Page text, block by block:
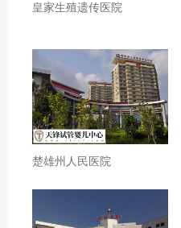
皇家生殖遗传医院
楚雄州人民医院